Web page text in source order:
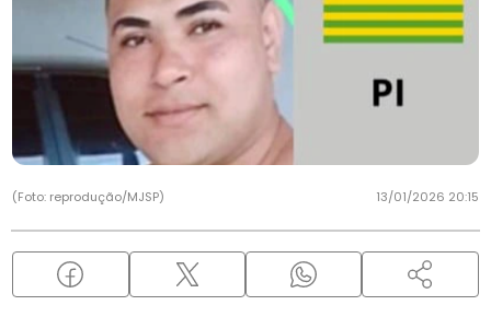
(Foto: reprodução/MJSP) 13/01/2026 20:15